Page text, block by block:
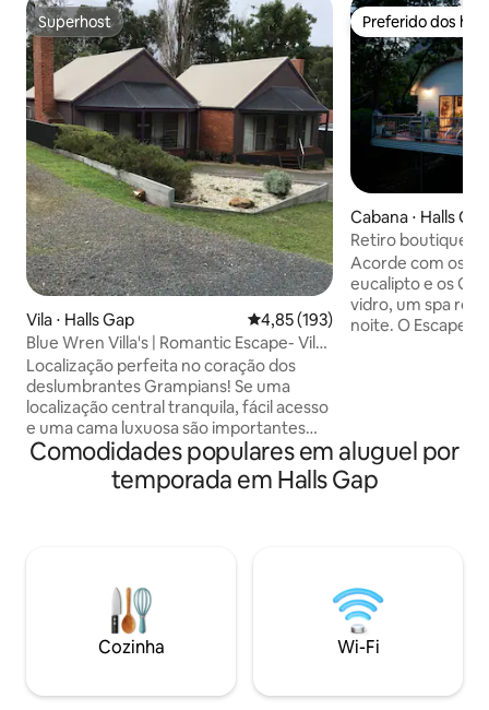
Superhost
Superhost
Vila ⋅ Halls Gap 4,85 de uma avaliação média de
4,85 (193)
Blue Wren Villa's | Romantic Escape- Vila
2Localização perfeita no coração dos
deslumbrantes Grampians! Se uma
localização central tranquila, fácil acesso
e uma cama luxuosa são importantes
para você, então não procure mais. As
Blue Wren Villas estão muito bem
situadas no coração de Halls Gap, a
cama king size para que você possa
relaxar e descontrair com o máximo
conforto. Uma fogueira proporciona
uma sensação caseira ou sair para
abundante vida selvagem.
Preferido dos
Preferido dos
Cabana ⋅ Halls
Retiro boutique
e lareira a lenha
Acorde com os
eucalipto e os
vidro, um spa
noite. O Escape
Um interior
paredes de vidro
único." (Jolanta,
Comodidades populares em aluguel por
temporada em Halls Gap
Cozinha Wi-Fi